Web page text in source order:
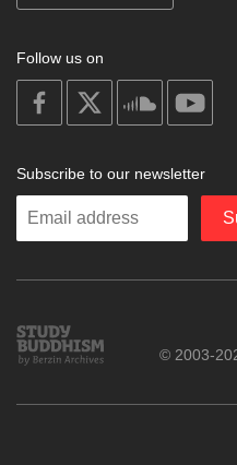
Follow us on
on
facebook
soundcloud
Subscribe to our newsletter
Enter
Study
Buddhism
© 2003-